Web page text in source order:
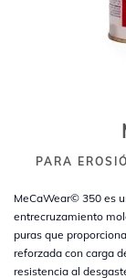
PARA
MeCaWear© 350 es
entrecruzamiento
puras que
reforzada con carga
resistencia al